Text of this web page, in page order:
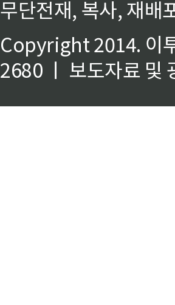
무단전재, 복사, 재배
Copyright 2014. 이
2680 ㅣ 보도자료